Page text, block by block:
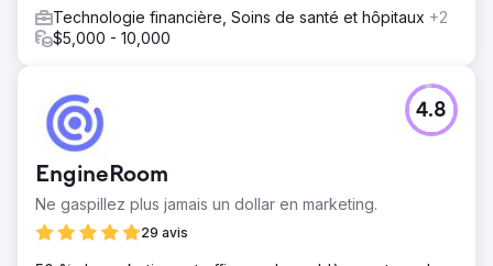
Technologie financière, Soins de santé et hôpitaux +2
$5,000 - 10,000
EngineRoom
Ne gaspillez plus jamais un dollar en marketing.
29 avis
4.8